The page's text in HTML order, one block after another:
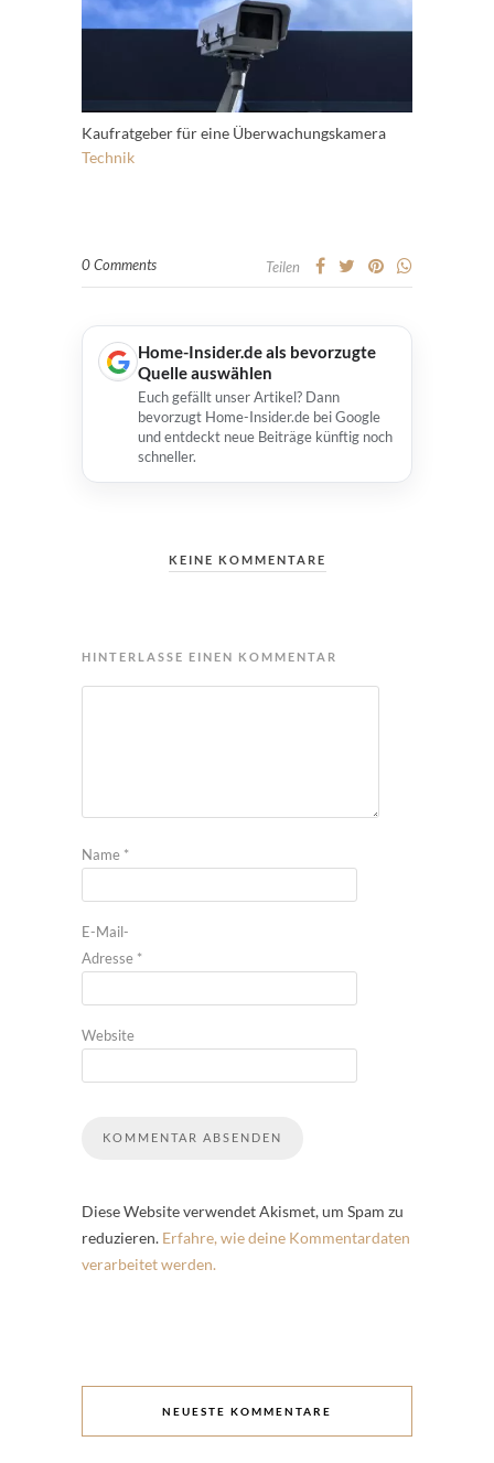
Kaufratgeber für eine Überwachungskamera
Technik
0 Comments Teilen
Home-Insider.de als bevorzugte
Quelle auswählen
Euch gefällt unser Artikel? Dann
bevorzugt Home-Insider.de bei Google
und entdeckt neue Beiträge künftig noch
schneller.
KEINE KOMMENTARE
HINTERLASSE EINEN KOMMENTAR
Name *
E-Mail-
Adresse *
Website
Diese Website verwendet Akismet, um Spam zu
reduzieren. Erfahre, wie deine Kommentardaten
verarbeitet werden.
NEUESTE KOMMENTARE